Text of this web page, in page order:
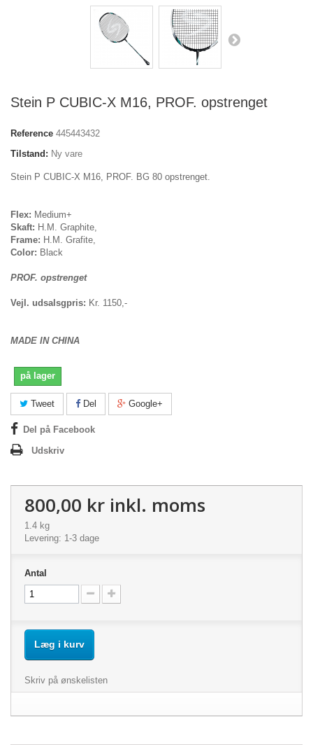
Stein P CUBIC-X M16, PROF. opstrenget
Reference 445443432
Tilstand: Ny vare
Stein P CUBIC-X M16, PROF. BG 80 opstrenget.
Flex: Medium+
Skaft: H.M. Graphite,
Frame: H.M. Grafite,
Color: Black
PROF. opstrenget
Vejl. udsalsgpris: Kr. 1150,-
MADE IN CHINA
på lager
Tweet Del Google+
Del på Facebook
Udskriv
800,00 kr inkl. moms
1.4 kg
Levering: 1-3 dage
Antal
Læg i kurv
Skriv på ønskelisten